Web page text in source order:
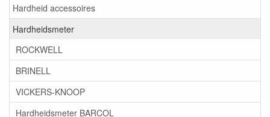
Hardheid accessoires
Hardheidsmeter
ROCKWELL
BRINELL
VICKERS-KNOOP
Hardheidsmeter BARCOL